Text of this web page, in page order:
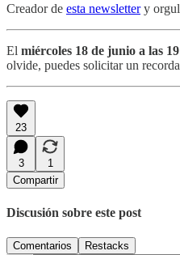
Creador de esta newslettery
El miércoles 18 de junio a las
olvide, puedes solicitar un
23
3
1
Compartir
Discusión sobre este post
Comentarios Restacks